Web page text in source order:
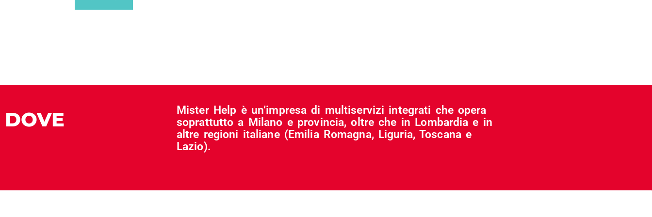
DOVE
Mister Help è un’impresa di multiservizi integrati che opera
soprattutto a Milano e provincia, oltre che in Lombardia e in
altre regioni italiane (Emilia Romagna, Liguria, Toscana e
Lazio).